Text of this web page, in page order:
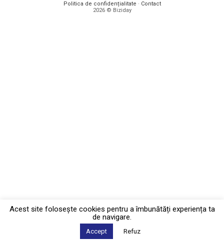
Politica de confidențialitate · Contact
2026 © Biziday
Acest site foloseşte cookies pentru a îmbunătăți experiența ta
de navigare.
Accept Refuz